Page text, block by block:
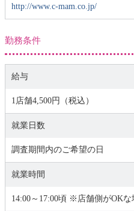
http://www.c-mam.co.jp/
勤務条件
給与
1店舗4,500円（税込）
就業日数
調査期間内のご希望の日
就業時間
14:00～17:00頃 ※店舗側がOK